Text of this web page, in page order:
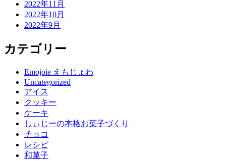
2022年11月
2022年10月
2022年9月
カテゴリー
Emojoie えもじょわ
Uncategorized
アイス
クッキー
ケーキ
しぃじーの本格お菓子づくり
チョコ
レシピ
和菓子